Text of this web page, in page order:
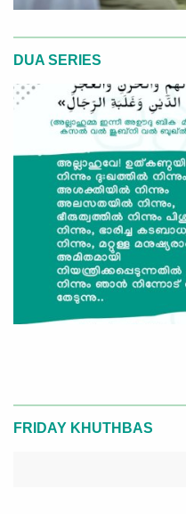
DUA SERIES
FRIDAY KHUTHBAS